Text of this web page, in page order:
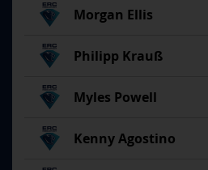
Morgan Ellis
Philipp Krauß
Myles Powell
Kenny Agostino